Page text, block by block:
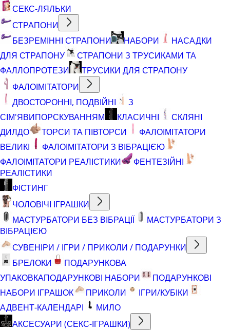
СЕКС-ЛЯЛЬКИ
СТРАПОНИ
БЕЗРЕМІННІ СТРАПОНИ
НАБОРИ
НАСАДКИ
ДЛЯ СТРАПОНУ
СТРАПОНИ З ТРУСИКАМИ ТА
ФАЛЛОПРОТЕЗИ
ТРУСИКИ ДЛЯ СТРАПОНУ
ФАЛОІМІТАТОРИ
ДВОСТОРОННІ, ПОДВІЙНІ
З
СІМ'ЯВИПОРСКУВАННЯМ
КЛАСИЧНІ
СКЛЯНІ
ДИЛДО
ТОРСИ ТА ПІВТОРСИ
ФАЛОІМІТАТОРИ
ВЕЛИКІ
ФАЛОІМІТАТОРИ З ВІБРАЦІЄЮ
ФАЛОІМІТАТОРИ РЕАЛІСТИКИ
ФЕНТЕЗІЙНІ
РЕАЛІСТИКИ
ФІСТИНГ
ЧОЛОВІЧІ ІГРАШКИ
МАСТУРБАТОРИ БЕЗ ВІБРАЦІЇ
МАСТУРБАТОРИ З
ВІБРАЦІЄЮ
СУВЕНІРИ / ІГРИ / ПРИКОЛИ / ПОДАРУНКИ
БРЕЛОКИ
ПОДАРУНКОВА
УПАКОВКАПОДАРУНКОВІ НАБОРИ
ПОДАРУНКОВІ
НАБОРИ ІГРАШОК
ПРИКОЛИ
ІГРИ/КУБІКИ
АДВЕНТ-КАЛЕНДАРІ
МИЛО
АКСЕСУАРИ (СЕКС-ІГРАШКИ)